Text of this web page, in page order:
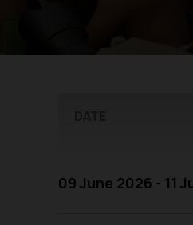
09 June 2026 - 11